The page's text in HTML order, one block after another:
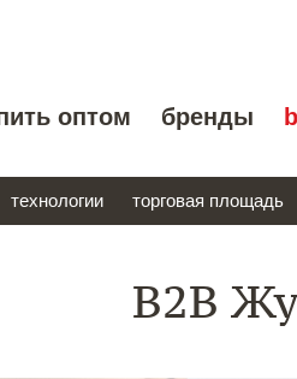
оптом бренды
технологии торговая площадь
B2B